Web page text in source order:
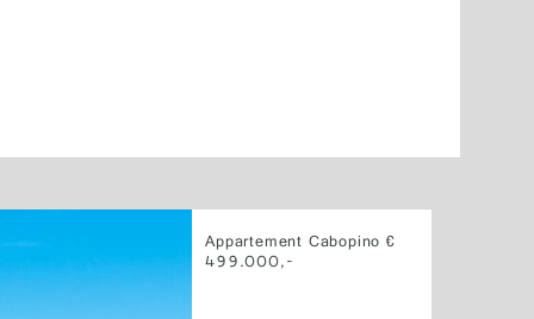
Appartement Cabopino €
499.000,-